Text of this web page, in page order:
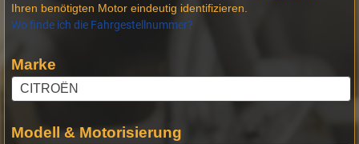
Ihren benötigten Motor eindeutig identifizieren.
Wo finde ich die Fahrgestellnummer?
Marke
Modell & Motorisierung